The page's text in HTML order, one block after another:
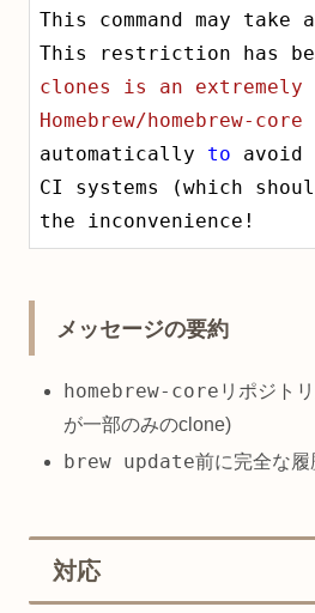
This command may take
This restriction has
clones is an
Homebrew/homebrew-
automatically to avoid
CI systems (which
the inconvenience!
メッセージの要約
homebrew-core リポジト
が一部のみのclone)
brew update前に完全な
対応